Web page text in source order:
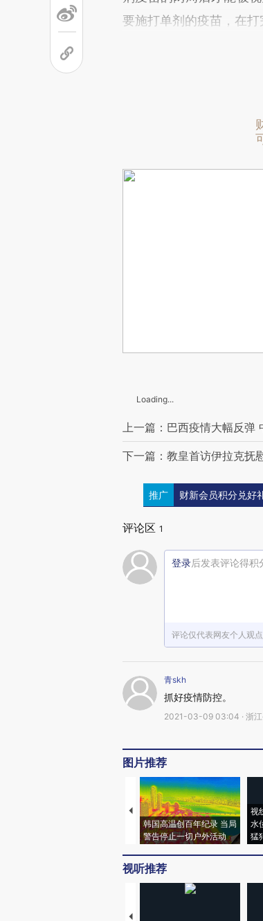
要施打单剂的疫苗，在打
Loading...
上一篇：巴西疫情大幅反弹
下一篇：教皇首访伊拉克抚
推广 财新会员积分兑好
评论区 1
登录后发表评论得积
评论仅代表网友个人观
青skh
抓好疫情防控。
2021-03-09 03:04 · 浙
图片推荐
韩国高温创百年纪录 当局
警告停止一切户外活动
视
水
猛
视听推荐